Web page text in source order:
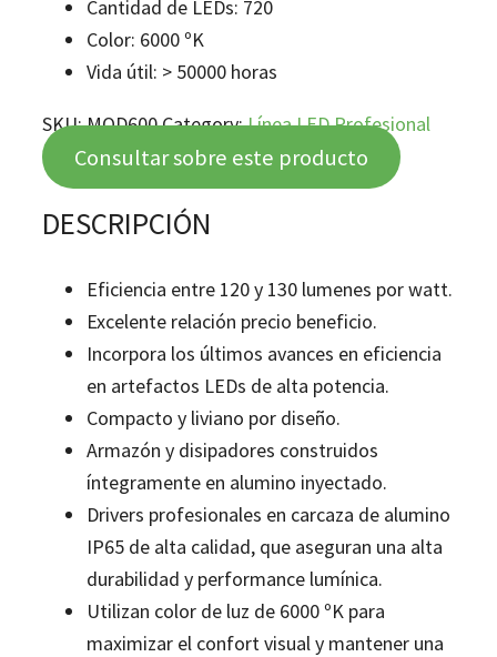
Cantidad de LEDs: 720
Color: 6000 ºK
Vida útil: > 50000 horas
SKU:MOD600Category:Línea LED Profesional
Consultar sobre este producto
DESCRIPCIÓN
Eficiencia entre 120 y 130 lumenes por watt.
Excelente relación precio beneficio.
Incorpora los últimos avances en eficiencia
en artefactos LEDs de alta potencia.
Compacto y liviano por diseño.
Armazón y disipadores construidos
íntegramente en alumino inyectado.
Drivers profesionales en carcaza de alumino
IP65 de alta calidad, que aseguran una alta
durabilidad y performance lumínica.
Utilizan color de luz de 6000 ºK para
maximizar el confort visual y mantener una